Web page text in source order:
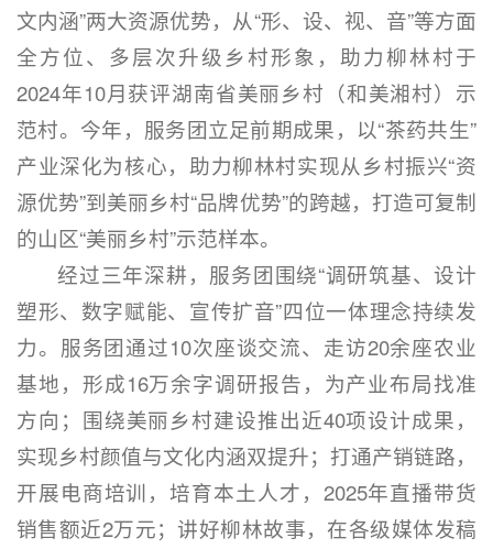
文内涵”两大资源优势，从“形、设、视、音”等方面
全方位、多层次升级乡村形象，助力柳林村于
2024年10月获评湖南省美丽乡村（和美湘村）示
范村。今年，服务团立足前期成果，以“茶药共生”
产业深化为核心，助力柳林村实现从乡村振兴“资
源优势”到美丽乡村“品牌优势”的跨越，打造可复制
的山区“美丽乡村”示范样本。
经过三年深耕，服务团围绕“调研筑基、设计
塑形、数字赋能、宣传扩音”四位一体理念持续发
力。服务团通过10次座谈交流、走访20余座农业
基地，形成16万余字调研报告，为产业布局找准
方向；围绕美丽乡村建设推出近40项设计成果，
实现乡村颜值与文化内涵双提升；打通产销链路，
开展电商培训，培育本土人才，2025年直播带货
销售额近2万元；讲好柳林故事，在各级媒体发稿